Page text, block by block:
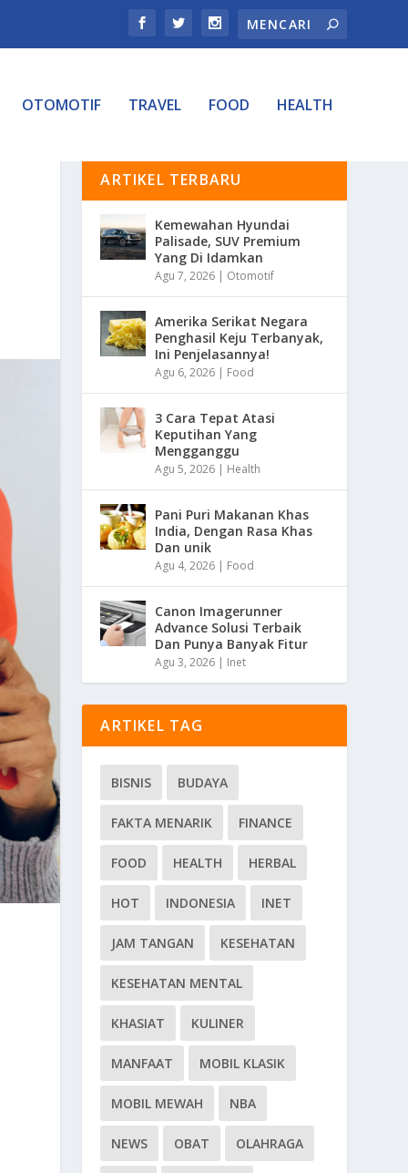
OTOMOTIF TRAVEL FOOD HEALTH
ARTIKEL TERBARU
Kemewahan Hyundai
Palisade, SUV Premium
Yang Di Idamkan
Agu 7, 2026 | Otomotif
Amerika Serikat Negara
Penghasil Keju Terbanyak,
Ini Penjelasannya!
Agu 6, 2026 | Food
3 Cara Tepat Atasi
Keputihan Yang
Mengganggu
Agu 5, 2026 | Health
Pani Puri Makanan Khas
India, Dengan Rasa Khas
Dan unik
Agu 4, 2026 | Food
Canon Imagerunner
Advance Solusi Terbaik
Dan Punya Banyak Fitur
Agu 3, 2026 | Inet
ARTIKEL TAG
BISNIS BUDAYA
FAKTA MENARIK FINANCE
FOOD HEALTH HERBAL
HOT INDONESIA INET
JAM TANGAN KESEHATAN
KESEHATAN MENTAL
KHASIAT KULINER
MANFAAT MOBIL KLASIK
MOBIL MEWAH NBA
NEWS OBAT OLAHRAGA